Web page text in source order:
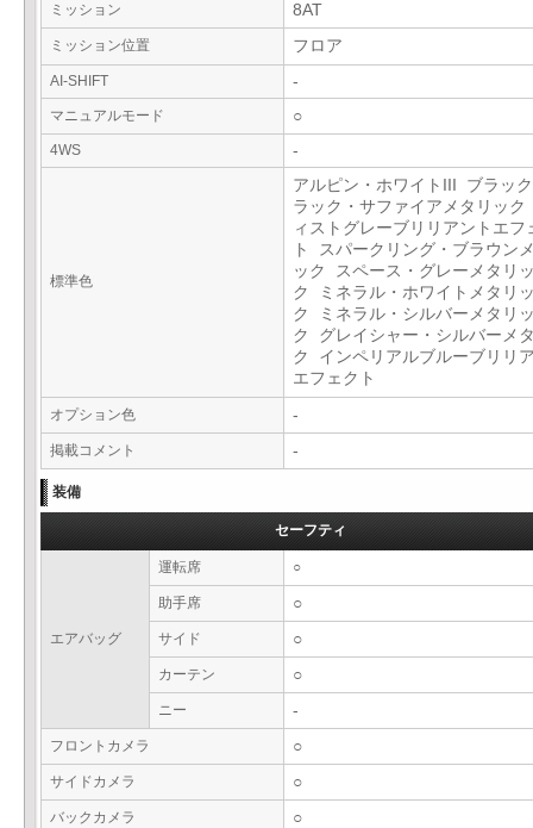
ミッション 8AT
ミッション位置 フロア
AI-SHIFT -
マニュアルモード ○
4WS -
標準色
アルピン・ホワイトIII ブラッ
ラック・サファイアメタリッ
ィストグレーブリリアントエフ
ト スパークリング・ブラウン
ック スペース・グレーメタリ
ク ミネラル・ホワイトメタリ
ク ミネラル・シルバーメタリ
ク グレイシャー・シルバーメ
ク インペリアルブルーブリリ
エフェクト
オプション色 -
掲載コメント -
装備
セーフティ
エアバッグ
運転席 ○
助手席 ○
サイド ○
カーテン ○
ニー -
フロントカメラ ○
サイドカメラ ○
バックカメラ ○